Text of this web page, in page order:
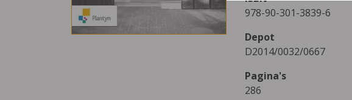
978-90-301-3839-6
Depot
D2014/0032/0667
Pagina's
286